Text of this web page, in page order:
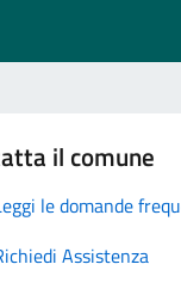
il comune
le domande
Assistenza